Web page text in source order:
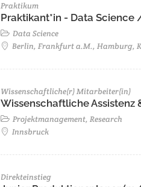
Praktikum
Praktikant*in - Data
Data Science
Berlin, Frankfurt a.M., Hamburg,
Wissenschaftliche(r) Mitarbeiter(in)
Wissenschaftliche Assistenz
Projektmanagement, Research
Innsbruck
Direkteinstieg